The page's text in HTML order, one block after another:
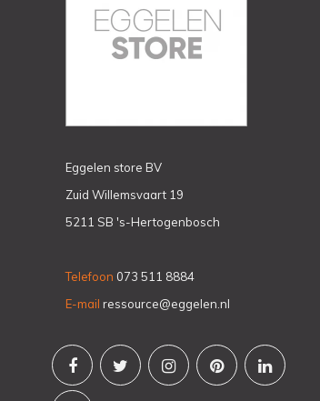
Eggelen store BV
Zuid Willemsvaart 19
5211 SB 's-Hertogenbosch
Telefoon 073 511 8884
E-mail ressource@eggelen.nl